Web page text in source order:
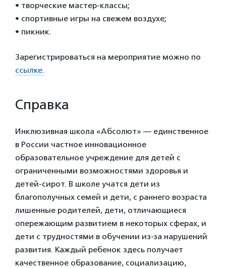
• творческие мастер-классы;
• спортивные игры на свежем воздухе;
• пикник.
Зарегистрироваться на мероприятие можно по
ссылке.
Справка
Инклюзивная школа «Абсолют» — единственное
в России частное инновационное
образовательное учреждение для детей с
ограниченными возможностями здоровья и
детей-сирот. В школе учатся дети из
благополучных семей и дети, с раннего возраста
лишенные родителей, дети, отличающиеся
опережающим развитием в некоторых сферах, и
дети с трудностями в обучении из-за нарушений
развития. Каждый ребенок здесь получает
качественное образование, социализацию,